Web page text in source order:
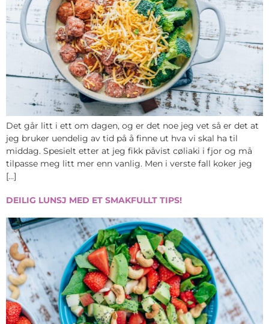
Det går litt i ett om dagen, og er det noe jeg vet så er det at
jeg bruker uendelig av tid på å finne ut hva vi skal ha til
middag. Spesielt etter at jeg fikk påvist cøliaki i fjor og må
tilpasse meg litt mer enn vanlig. Men i verste fall koker jeg
[…]
DEILIG LUNSJ MED ET SMAKFULLT TIPS!